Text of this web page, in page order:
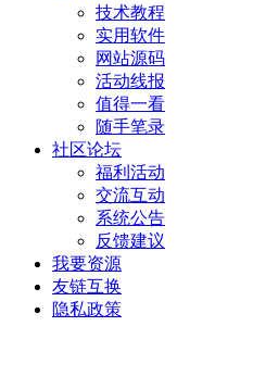
技术教程
实用软件
网站源码
活动线报
值得一看
随手笔录
社区论坛
福利活动
交流互动
系统公告
反馈建议
我要资源
友链互换
隐私政策